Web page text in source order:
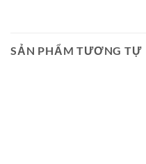
SẢN PHẨM TƯƠNG TỰ